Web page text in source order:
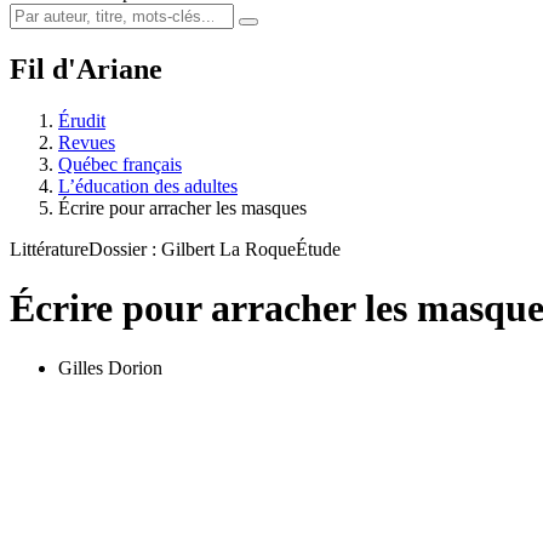
Fil d'Ariane
Érudit
Revues
Québec français
L’éducation des adultes
Écrire pour arracher les masques
LittératureDossier : Gilbert La RoqueÉtude
Écrire pour arracher les
Gilles Dorion